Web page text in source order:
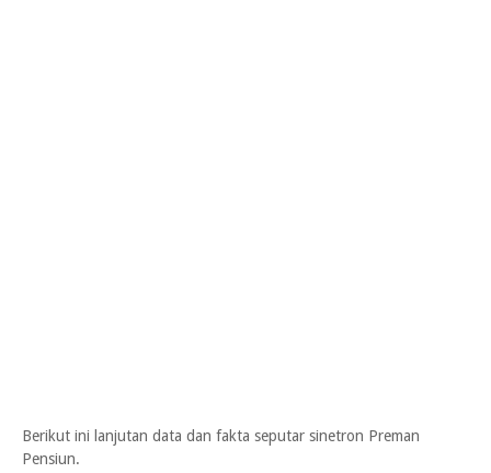
Berikut ini lanjutan data dan fakta seputar sinetron Preman
Pensiun.